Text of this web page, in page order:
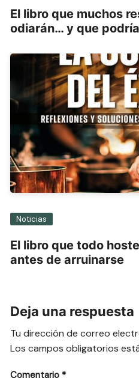
El libro que muchos
odiarán… y que
Noticias
El libro que todo
antes de arruinarse
Deja una respuesta
Tu dirección de correo
Los campos obligatorios
Comentario *